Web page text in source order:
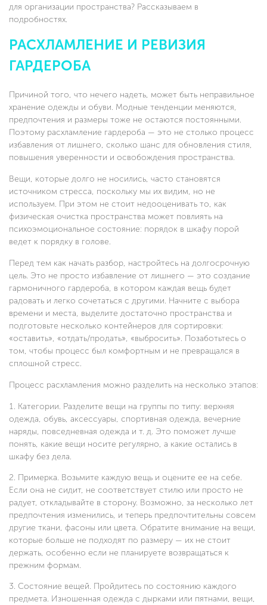
для организации пространства? Рассказываем в
подробностях.
РАСХЛАМЛЕНИЕ И РЕВИЗИЯ
ГАРДЕРОБА
Причиной того, что нечего надеть, может быть неправильное
хранение одежды и обуви. Модные тенденции меняются,
предпочтения и размеры тоже не остаются постоянными.
Поэтому расхламление гардероба — это не столько процесс
избавления от лишнего, сколько шанс для обновления стиля,
повышения уверенности и освобождения пространства.
Вещи, которые долго не носились, часто становятся
источником стресса, поскольку мы их видим, но не
используем. При этом не стоит недооценивать то, как
физическая очистка пространства может повлиять на
психоэмоциональное состояние: порядок в шкафу порой
ведет к порядку в голове.
Перед тем как начать разбор, настройтесь на долгосрочную
цель. Это не просто избавление от лишнего — это создание
гармоничного гардероба, в котором каждая вещь будет
радовать и легко сочетаться с другими. Начните с выбора
времени и места, выделите достаточно пространства и
подготовьте несколько контейнеров для сортировки:
«оставить», «отдать/продать», «выбросить». Позаботьтесь о
том, чтобы процесс был комфортным и не превращался в
сплошной стресс.
Процесс расхламления можно разделить на несколько этапов:
Категории. Разделите вещи на группы по типу: верхняя
одежда, обувь, аксессуары, спортивная одежда, вечерние
наряды, повседневная одежда и т. д. Это поможет лучше
понять, какие вещи носите регулярно, а какие остались в
шкафу без дела.
Примерка. Возьмите каждую вещь и оцените ее на себе.
Если она не сидит, не соответствует стилю или просто не
радует, откладывайте в сторону. Возможно, за несколько лет
предпочтения изменились, и теперь предпочтительны совсем
другие ткани, фасоны или цвета. Обратите внимание на вещи,
которые больше не подходят по размеру — их не стоит
держать, особенно если не планируете возвращаться к
прежним формам.
Состояние вещей. Пройдитесь по состоянию каждого
предмета. Изношенная одежда с дырками или пятнами, вещи,